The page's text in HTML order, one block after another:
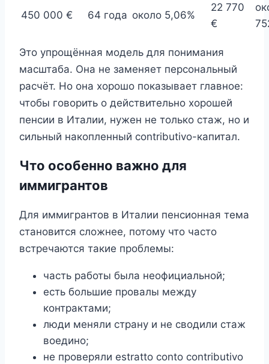
450 000 € 64 года около 5,06%
22 770
€
Это упрощённая модель для понимания
масштаба. Она не заменяет персональный
расчёт. Но она хорошо показывает главное:
чтобы говорить о действительно хорошей
пенсии в Италии, нужен не только стаж, но и
сильный накопленный contributivo-капитал.
Что особенно важно для
иммигрантов
Для иммигрантов в Италии пенсионная тема
становится сложнее, потому что часто
встречаются такие проблемы:
часть работы была неофициальной;
есть большие провалы между
контрактами;
люди меняли страну и не сводили стаж
воедино;
не проверяли estratto conto contributivo